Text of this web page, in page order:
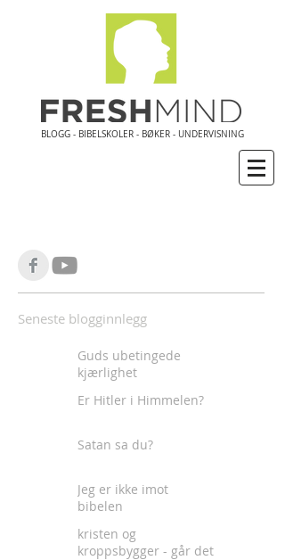
BLOGG - BIBELSKOLER - BØKER - UNDERVISNING
Seneste blogginnlegg
Guds ubetingede
kjærlighet
Er Hitler i Himmelen?
Satan sa du?
Jeg er ikke imot
bibelen
kristen og
kroppsbygger - går det